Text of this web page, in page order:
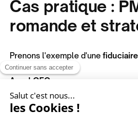
Cas pratique :
romande et
Prenons l'exemple d'une
Avant GEO :
Site web basique avec